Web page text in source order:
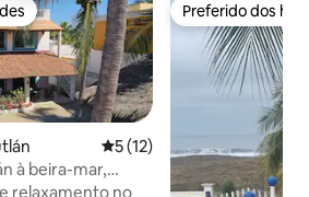
5 de uma avaliação média
5 (12)
à beira-mar,
relaxamento no
Preferido dos
Preferido dos